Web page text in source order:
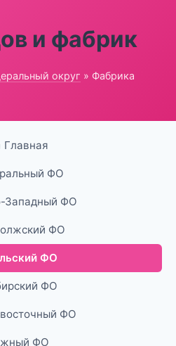
и фабрик
округ » Фабрика
Главная
ФО
Западный ФО
ФО
ФО
ФО
ФО
ФО